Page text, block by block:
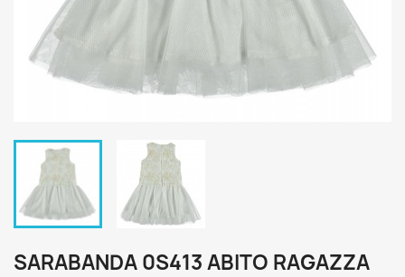
SARABANDA 0S413 ABITO RAGAZZA